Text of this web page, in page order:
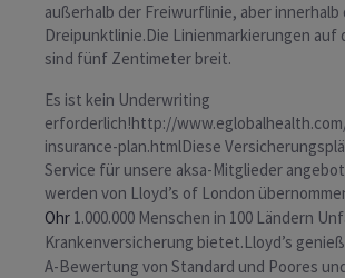
außerhalb der Freiwurflinie, aber innerhalb
Dreipunktlinie.Die Linienmarkierungen auf
sind fünf Zentimeter breit.
Es ist kein Underwriting
erforderlich!http://
insurance-plan.htmlDiese
Service für unsere aksa-Mitglieder
werden von Lloyd’s of London
Ohr 1.000.000 Menschen in 100 Ländern
Krankenversicherung bietet.Lloyd’s
A-Bewertung von Standard und Poores